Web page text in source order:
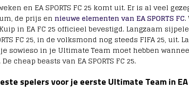
en EA SPORTS FC 25 komt uit. Er is al veel
de prijs en nieuwe elementen van EA SPORTS FC.
in EA FC 25 officieel bevestigd. Langzaam
FC 25, in de volksmond nog steeds FIFA 25, uit.
sowieso in je Ultimate Team moet hebben
cheap beasts van EA SPORTS FC 25.
spelers voor je eerste Ultimate Team in EA